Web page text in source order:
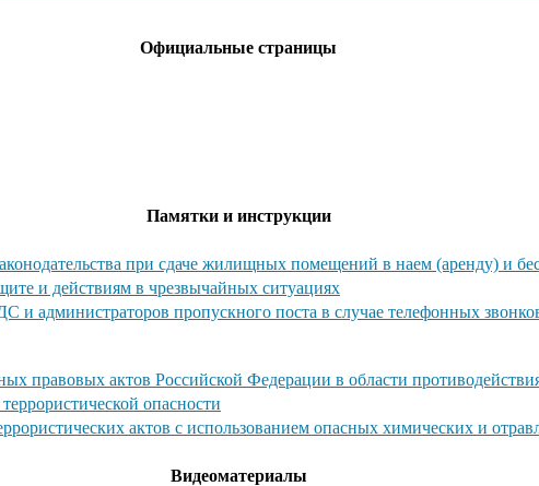
Официальные страницы
Памятки и инструкции
при сдаче жилищных помещений в наем (аренду) и
и действиям в чрезвычайных ситуациях
и администраторов пропускного поста в случае телефонных
правовых актов Российской Федерации в области
опасности
актов с использованием опасных химических и
Видеоматериалы